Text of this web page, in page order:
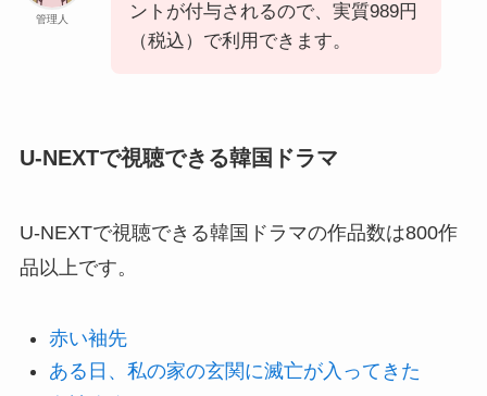
管理人
ントが付与されるので、実質989円
（税込）で利用できます。
U-NEXTで視聴できる韓国ドラマ
U-NEXTで視聴できる韓国ドラマの作品数は800作
品以上です。
赤い袖先
ある日、私の家の玄関に滅亡が入ってきた